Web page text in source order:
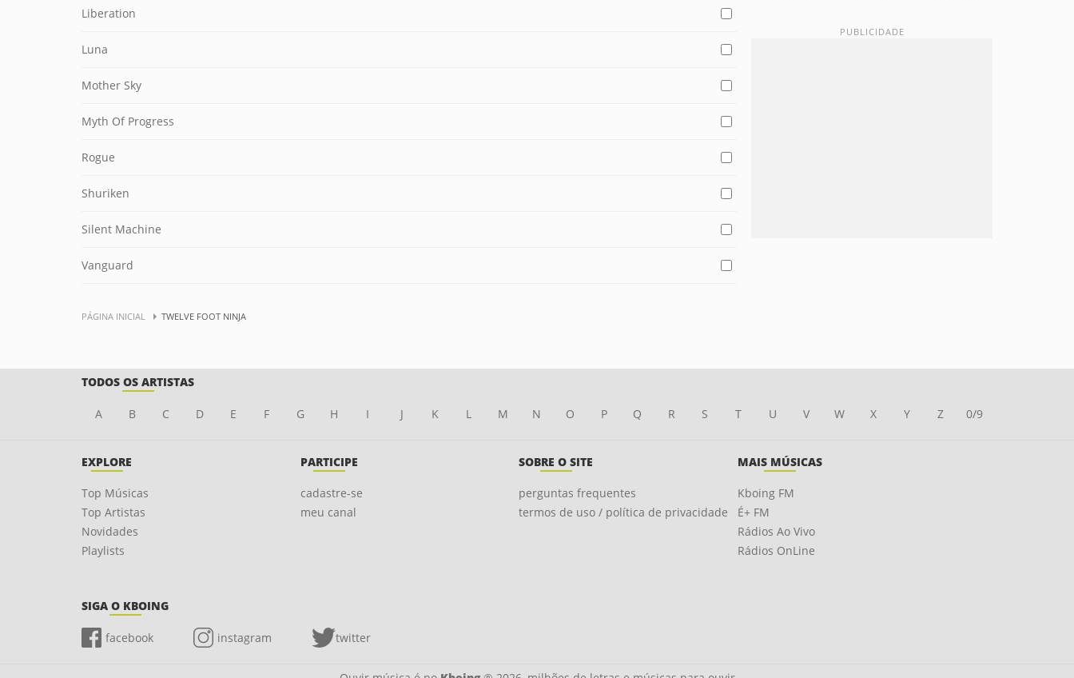
Liberation
Luna
Mother Sky
Myth Of Progress
Rogue
Shuriken
Silent Machine
Vanguard
PÁGINA INICIAL TWELVE FOOT NINJA
TODOS OS ARTISTAS
A B C D E F G H I J K L M N O P Q R S T U V W X Y Z 0/9
EXPLORE
Top Músicas
Top Artistas
Novidades
Playlists
PARTICIPE
cadastre-se
meu canal
SOBRE O SITE
perguntas frequentes
termos de uso / política de privacidade
MAIS MÚSICAS
Kboing FM
É+ FM
Rádios Ao Vivo
Rádios OnLine
SIGA O KBOING
facebook instagram twitter